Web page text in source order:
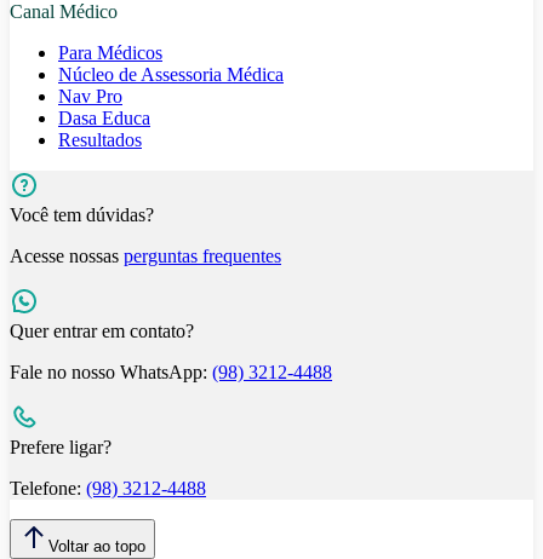
Canal Médico
Para Médicos
Núcleo de Assessoria Médica
Nav Pro
Dasa Educa
Resultados
Você tem dúvidas?
Acesse nossas perguntas frequentes
Quer entrar em contato?
Fale no nosso WhatsApp: (98) 3212-4488
Prefere ligar?
Telefone: (98) 3212-4488
Voltar ao topo